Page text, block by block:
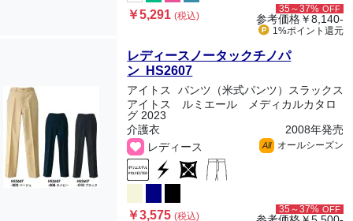
￥5,291(税込)
35～37% OFF
参考価格￥8,140-
1%ポイント 還元
レディースノータックチノパ
ン HS2607
アイトス
パンツ（米式パンツ）スラックス
アイトス ルミエール メディカルカタロ
グ 2023
介護衣
2008年発売
レディース
All オールシーズン
￥3,575(税込)
35～37% OFF